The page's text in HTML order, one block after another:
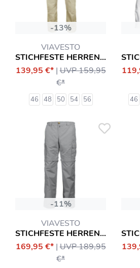
-13%
VIAVESTO
STICHFESTE HERRENHOSE INFANTE
139,95 €* |UVP 159,95
€*
46 48 50 54 56 46
-11%
VIAVESTO
STICHFESTE HERREN-ZIPP-HOSE EANES
169,95 €* |UVP 189,95
€*